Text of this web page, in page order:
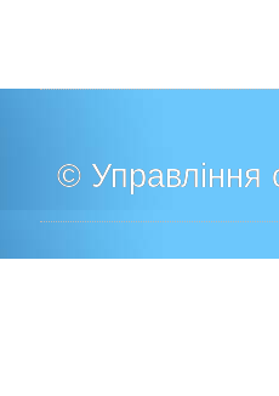
© Управління